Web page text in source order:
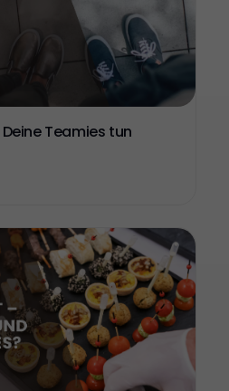
Deine Teamies tun